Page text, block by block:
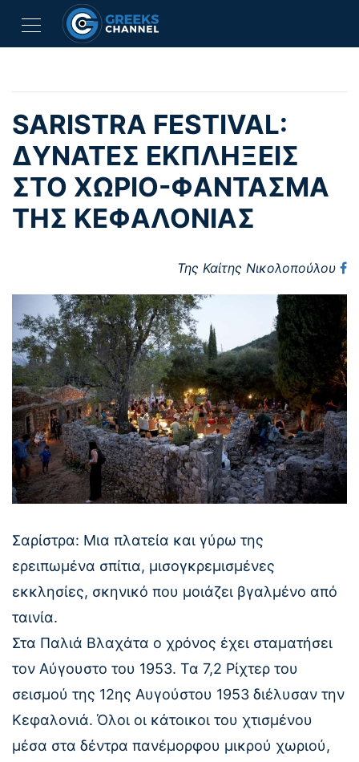
SARISTRA FESTIVAL:
ΔΥΝΑΤΈΣ ΕΚΠΛΉΞΕΙΣ
ΣΤΟ ΧΩΡΙΌ-ΦΆΝΤΑΣΜΑ
ΤΗΣ ΚΕΦΑΛΟΝΙΆΣ
Της Καίτης Νικολοπούλου
Σαρίστρα: Μια πλατεία και γύρω της
ερειπωμένα σπίτια, μισογκρεμισμένες
εκκλησίες, σκηνικό που μοιάζει βγαλμένο από
ταινία.
Στα Παλιά Βλαχάτα ο χρόνος έχει σταματήσει
τον Αύγουστο του 1953. Τα 7,2 Ρίχτερ του
σεισμού της 12ης Αυγούστου 1953 διέλυσαν την
Κεφαλονιά. Όλοι οι κάτοικοι του χτισμένου
μέσα στα δέντρα πανέμορφου μικρού χωριού,